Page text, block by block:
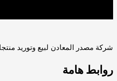
شركة مصدر المعادن لبيع وتوريد
روابط هامة